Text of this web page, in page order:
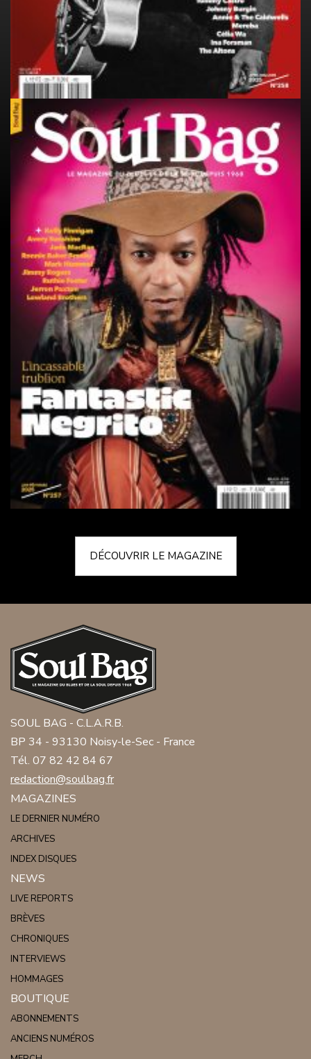
DÉCOUVRIR LE MAGAZINE
SOUL BAG - C.L.A.R.B.
BP 34 - 93130 Noisy-le-Sec - France
Tél. 07 82 42 84 67
redaction@soulbag.fr
MAGAZINES
LE DERNIER NUMÉRO
ARCHIVES
INDEX DISQUES
NEWS
LIVE REPORTS
BRÈVES
CHRONIQUES
INTERVIEWS
HOMMAGES
BOUTIQUE
ABONNEMENTS
ANCIENS NUMÉROS